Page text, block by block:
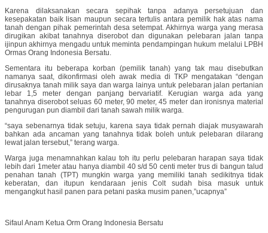
Karena dilaksanakan secara sepihak tanpa adanya persetujuan dan
kesepakatan baik lisan maupun secara tertulis antara pemilik hak atas nama
tanah dengan pihak pemerintah desa setempat. Akhirnya warga yang merasa
dirugikan akibat tanahnya diserobot dan digunakan pelebaran jalan tanpa
ijinpun akhirnya mengadu untuk meminta pendampingan hukum melalui LPBH
Ormas Orang Indonesia Bersatu.
Sementara itu beberapa korban (pemilik tanah) yang tak mau disebutkan
namanya saat, dikonfirmasi oleh awak media di TKP mengatakan “dengan
dirusaknya tanah milik saya dan warga lainya untuk pelebaran jalan pertanian
lebar 1,5 meter dengan panjang bervariatif. Kerugian warga ada yang
tanahnya diserobot seluas 60 meter, 90 meter, 45 meter dan ironisnya material
pengurugan pun diambil dari tanah sawah milik warga.
“saya sebenarnya tidak setuju, karena saya tidak pernah diajak musyawarah
bahkan ada ancaman yang tanahnya tidak boleh untuk pelebaran dilarang
lewat jalan tersebut,” terang warga.
Warga juga menamnahkan kalau toh itu perlu pelebaran harapan saya tidak
lebih dari 1meter atau hanya diambil 40 s/d 50 centi meter trus di bangun talud
penahan tanah (TPT) mungkin warga yang memiliki tanah sedikitnya tidak
keberatan, dan itupun kendaraan jenis Colt sudah bisa masuk untuk
mengangkut hasil panen para petani paska musim panen,”ucapnya”
Sifaul Anam Ketua Orm Orang Indonesia Bersatu